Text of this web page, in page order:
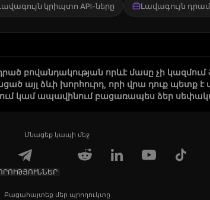
կրիպտո API-ները Լավագույն
բովանդակության որևէ մասը չի
այլ ձևի խորհուրդ, որի վրա դուք
կամ ապավինում բացառապես ձեր
Մնացեք կապի մեջ
Բացահայտեք մեր պրոդուկտը